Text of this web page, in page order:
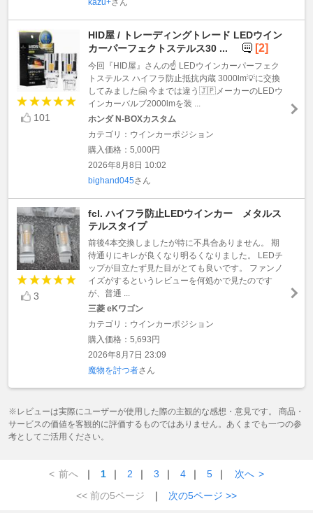
101
HID屋 / トレーディングトレード LEDウイン
カーパーフェクトステルス30 ...
[2]
今回『HID屋』さんの☝️ LEDウインカーパーフェク
トステルス ハイフラ防止抵抗内蔵 3000lm💡に交換
してみました🤗 今までは違う🇯🇵メーカーのLEDウ
インカーバルブ2000lmを装 ...
ホンダ N-BOXカスタム
カテゴリ：ウインカーポジション
購入価格：5,000円
2026年8月8日 10:02
bighand045さん
3
fcl. ハイフラ防止LEDウインカー メタルス
テルスタイプ
前後4本交換しましたが特に不具合ありません。 期
待通りにキレが良くなり明るくなりました。 LEDチ
ップが目立たず見た目がとても良いです。 ファンノ
イズがするというレビューを何処かで見たのです
が、普通 ...
三菱 eKワゴン
カテゴリ：ウインカーポジション
購入価格：5,693円
2026年8月7日 23:09
魔物を討つ者さん
※レビューは実際にユーザーが使用した際の主観的な感想・意見です。 商品・
サービスの価値を客観的に評価するものではありません。あくまでも一つの参
考としてご活用ください。
< 前へ ｜ 1 ｜ 2 ｜ 3 ｜ 4 ｜ 5 ｜ 次へ >
<< 前の5ページ
｜ 次の5ページ >>